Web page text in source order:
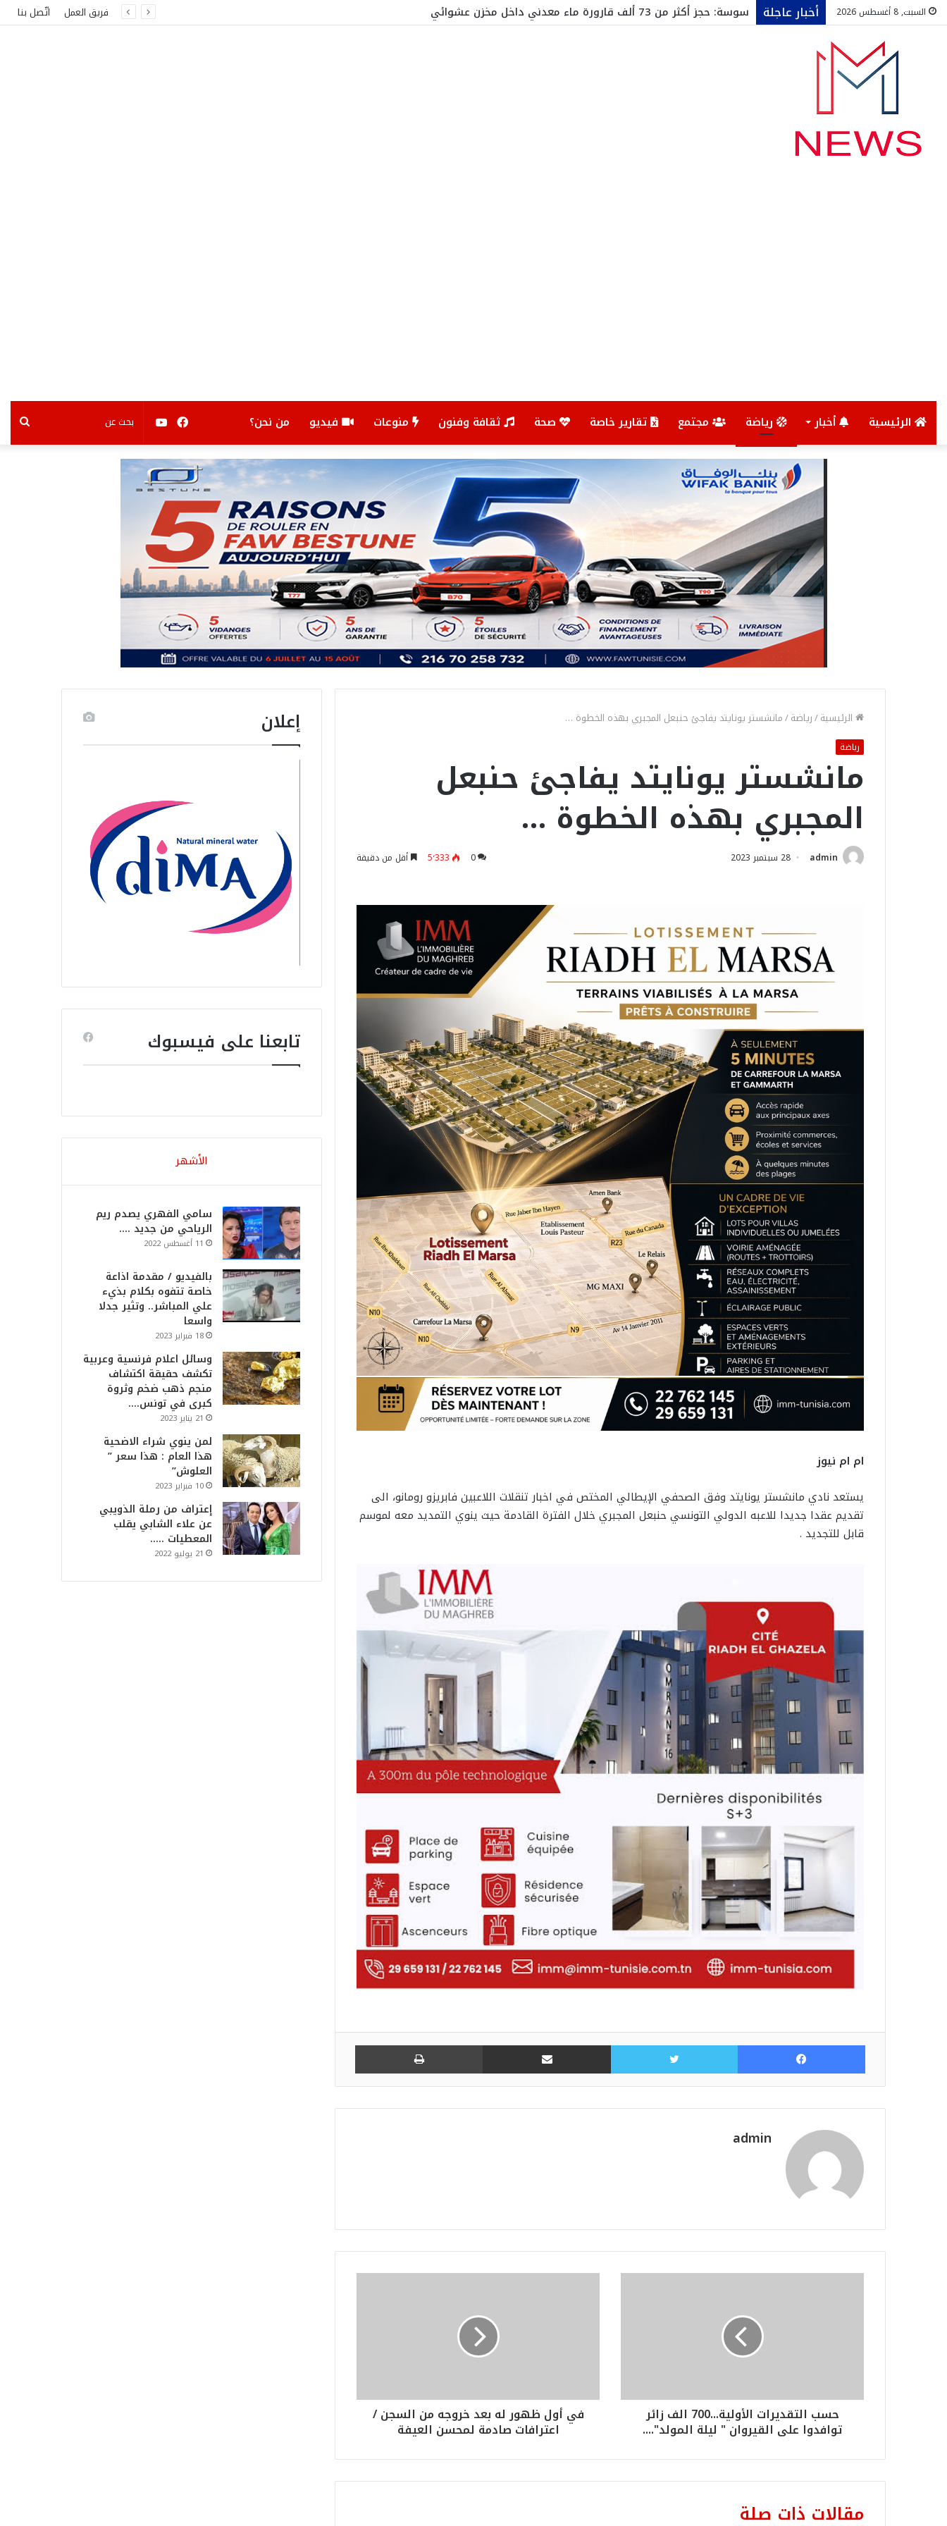
السبت, 8 أغسطس 2026 أخبار عاجلة سوسة: حجز أكثر من 73 ألف قارورة ماء معدني داخل مخزن عشوائي فريق العمل اتّصل بنا
الرئيسية أخبار رياضة مجتمع تقارير خاصة صحة ثقافة وفنون منوعات فيديو من نحن؟ بحث يوتيوبفيسبوك
الرئيسية/رياضة/مانشستر يونايتد يفاجئ حنبعل المجبري بهذه الخطوة …
رياضة
مانشستر يونايتد يفاجئ حنبعل
المجبري بهذه الخطوة …
admin 28 سبتمبر 2023 0 5٬333 أقل من دقيقة
ام ام نيوز
يستعد نادي مانشستر يونايتد وفق الصحفي الإيطالي المختص في اخبار تنقلات اللاعبين فابريزو رومانو، الى
تقديم عقدا جديدا للاعبه الدولي التونسي حنبعل المجبري خلال الفترة القادمة حيث ينوي التمديد معه لموسم
قابل للتجديد .
فيسبوك تويتر مشاركة عبر البريد طباعة
admin
حسب التقديرات الأولية...700 الف زائر
توافدوا على القيروان " ليلة المولد"....
في أول ظهور له بعد خروجه من السجن /
اعترافات صادمة لمحسن العيفة
مقالات ذات صلة
إعلان
تابعنا على فيسبوك
الأشهر
سامي الفهري يصدم ريم
الرياحي من جديد ….
11 أغسطس 2022
بالفيديو / مقدمة اذاعة
خاصة تتفوه بكلام بذيء
علي المباشر.. وتثير جدلا
واسعا
18 فبراير 2023
وسائل اعلام فرنسية وعربية
تكشف حقيقة اكتشاف
منجم ذهب ضخم وثروة
كبرى في تونس….
21 يناير 2023
لمن ينوي شراء الاضحية
هذا العام : هذا سعر ”
العلوش”
10 فبراير 2023
إعتراف من رملة الذويبي
عن علاء الشابي يقلب
المعطيات …..
21 يوليو 2022